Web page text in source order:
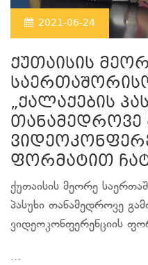
2021-06-24
ქუთაისის
„ქალაქების
თანამედროვე
ფორმატით
ქუთაისის მეორე
პასუხი თანამედროვე
ვიდეოკონფერენციის
...